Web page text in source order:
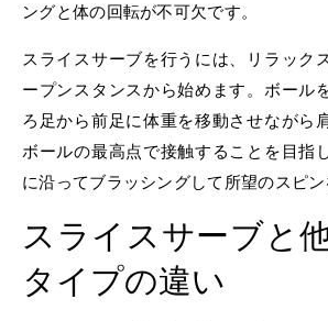
ングと体の回転が不可欠です。
スライスサーブを行うには、リラック
ープンスタンスから始めます。ボール
ろ足から前足に体重を移動させながら
ボールの最高点で接触することを目指
に沿ってブラッシングして所望のスピン
スライスサーブと
タイプの違い